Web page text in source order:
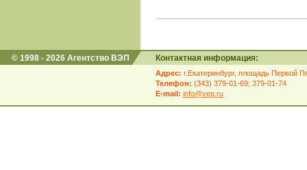
© 1998 - 2026 Агентство ВЭП Контактная информация:
Адрес: г.Екатеринбург, площадь Первой
Телефон: (343) 379-01-69; 379-01-74
E-mail: info@vep.ru